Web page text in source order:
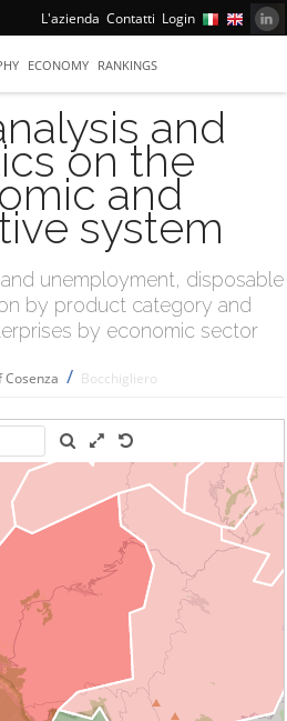
L'azienda Contatti Login
ECONOMY RANKINGS
and
on the
and
system
unemployment, disposable
by product category and
by economic sector
Cosenza / Bocchigliero